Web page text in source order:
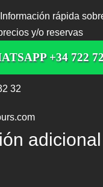
rápida
y/o reservas
+34 722
32
adicional